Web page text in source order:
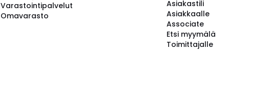
Varastointipalvelut
Omavarasto
Asiakastili
Asiakkaalle
Associate
Etsi myymälä
Toimittajalle